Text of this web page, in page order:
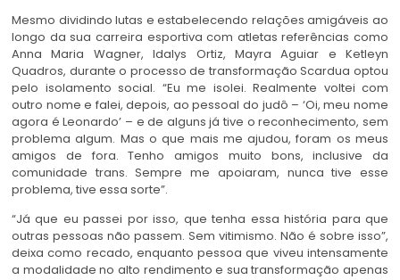
Mesmo dividindo lutas e estabelecendo relações amigáveis ao
longo da sua carreira esportiva com atletas referências como
Anna Maria Wagner, Idalys Ortiz, Mayra Aguiar e Ketleyn
Quadros, durante o processo de transformação Scardua optou
pelo isolamento social. “Eu me isolei. Realmente voltei com
outro nome e falei, depois, ao pessoal do judô – ‘Oi, meu nome
agora é Leonardo’ – e de alguns já tive o reconhecimento, sem
problema algum. Mas o que mais me ajudou, foram os meus
amigos de fora. Tenho amigos muito bons, inclusive da
comunidade trans. Sempre me apoiaram, nunca tive esse
problema, tive essa sorte”.
“Já que eu passei por isso, que tenha essa história para que
outras pessoas não passem. Sem vitimismo. Não é sobre isso”,
deixa como recado, enquanto pessoa que viveu intensamente
a modalidade no alto rendimento e sua transformação apenas